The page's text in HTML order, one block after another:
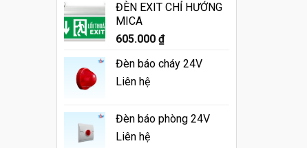
ĐÈN EXIT CHỈ HƯỚNG
MICA
605.000 ₫
Đèn báo cháy 24V
Liên hệ
Đèn báo phòng 24V
Liên hệ